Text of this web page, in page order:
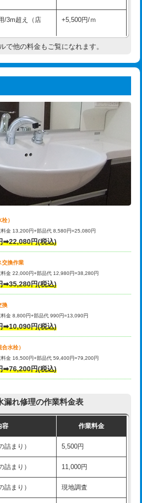
さ10㎝超え）
㎝まで） 27,500円
㎝超え） 38,500円
38,500円
現場見積
での価格です。
工)
止め) 3,300円
具設置) 5,500円
使用（バンド止
5,500円
削・埋め戻し作
11,000円
（VP・HI）使
33,000円
（VP・HI）使
ング鋼管・銅
/3ｍまで)
44,000円
グ鋼管・銅
/3ｍ超え)
・埋め戻し作
事/3ｍまで） 55,000円
管工事/3ｍ超
埋め戻し作業）
満）
上）
㎝まで） 27,500円
㎝超え） 38,500円
38,500円
現場見積
/3m超え（店
+5,500円/ｍ
現地調査
超え +3,300円
33,000円
処理・清掃・修
など（軽作業）
11,000円
処理・清掃・修
など（中作業）
22,000円
処理・清掃・修
など（重作業）
33,000円
付・デッキ
壁付・デッキ
16,500円+材料費
）
品） 11,000円+材料費
） 13,200円
栓） 16,500円
・分岐水栓） 16,500円
加工) 16,500円
で他の料金もご覧になれます。
）
金 13,200円+部品代 8,580円=25,080円
➡22,080円(税込)
交換作業
金 22,000円+部品代 12,980円=38,280円
➡35,280円(税込)
換
金 8,800円+部品代 990円=13,090円
➡10,090円(税込)
水栓）
金 16,500円+部品代 59,400円=79,200円
➡76,200円(税込)
漏れ修理の作業料金表
容 作業料金
詰まり） 5,500円
詰まり） 11,000円
詰まり） 現地調査